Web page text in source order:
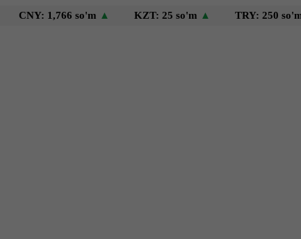
1,766 so'm▲ KZT: 25 so'm ▲ TRY: 250 so'm▲